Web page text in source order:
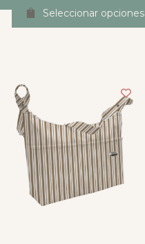
Seleccionar opciones